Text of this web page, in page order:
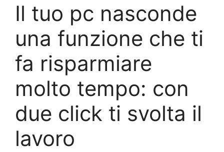
Il tuo pc nasconde
una funzione che ti
fa risparmiare
molto tempo: con
due click ti svolta il
lavoro